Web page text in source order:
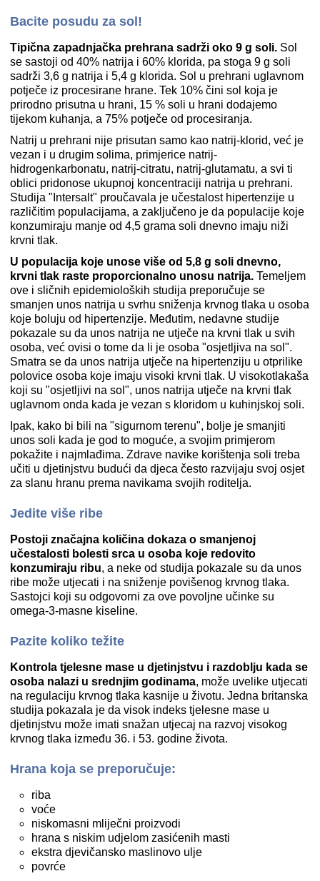
Bacite posudu za sol!
Tipična zapadnjačka prehrana sadrži oko 9 g soli. Sol
se sastoji od 40% natrija i 60% klorida, pa stoga 9 g soli
sadrži 3,6 g natrija i 5,4 g klorida. Sol u prehrani uglavnom
potječe iz procesirane hrane. Tek 10% čini sol koja je
prirodno prisutna u hrani, 15 % soli u hrani dodajemo
tijekom kuhanja, a 75% potječe od procesiranja.
Natrij u prehrani nije prisutan samo kao natrij-klorid, već je
vezan i u drugim solima, primjerice natrij-
hidrogenkarbonatu, natrij-citratu, natrij-glutamatu, a svi ti
oblici pridonose ukupnoj koncentraciji natrija u prehrani.
Studija "Intersalt" proučavala je učestalost hipertenzije u
različitim populacijama, a zaključeno je da populacije koje
konzumiraju manje od 4,5 grama soli dnevno imaju niži
krvni tlak.
U populacija koje unose više od 5,8 g soli dnevno,
krvni tlak raste proporcionalno unosu natrija. Temeljem
ove i sličnih epidemioloških studija preporučuje se
smanjen unos natrija u svrhu sniženja krvnog tlaka u osoba
koje boluju od hipertenzije. Međutim, nedavne studije
pokazale su da unos natrija ne utječe na krvni tlak u svih
osoba, već ovisi o tome da li je osoba "osjetljiva na sol".
Smatra se da unos natrija utječe na hipertenziju u otprilike
polovice osoba koje imaju visoki krvni tlak. U visokotlakaša
koji su "osjetljivi na sol", unos natrija utječe na krvni tlak
uglavnom onda kada je vezan s kloridom u kuhinjskoj soli.
Ipak, kako bi bili na "sigurnom terenu", bolje je smanjiti
unos soli kada je god to moguće, a svojim primjerom
pokažite i najmlađima. Zdrave navike korištenja soli treba
učiti u djetinjstvu budući da djeca često razvijaju svoj osjet
za slanu hranu prema navikama svojih roditelja.
Jedite više ribe
Postoji značajna količina dokaza o smanjenoj
učestalosti bolesti srca u osoba koje redovito
konzumiraju ribu, a neke od studija pokazale su da unos
ribe može utjecati i na sniženje povišenog krvnog tlaka.
Sastojci koji su odgovorni za ove povoljne učinke su
omega-3-masne kiseline.
Pazite koliko težite
Kontrola tjelesne mase u djetinjstvu i razdoblju kada se
osoba nalazi u srednjim godinama, može uvelike utjecati
na regulaciju krvnog tlaka kasnije u životu. Jedna britanska
studija pokazala je da visok indeks tjelesne mase u
djetinjstvu može imati snažan utjecaj na razvoj visokog
krvnog tlaka između 36. i 53. godine života.
Hrana koja se preporučuje:
riba
voće
niskomasni mliječni proizvodi
hrana s niskim udjelom zasićenih masti
ekstra djevičansko maslinovo ulje
povrće